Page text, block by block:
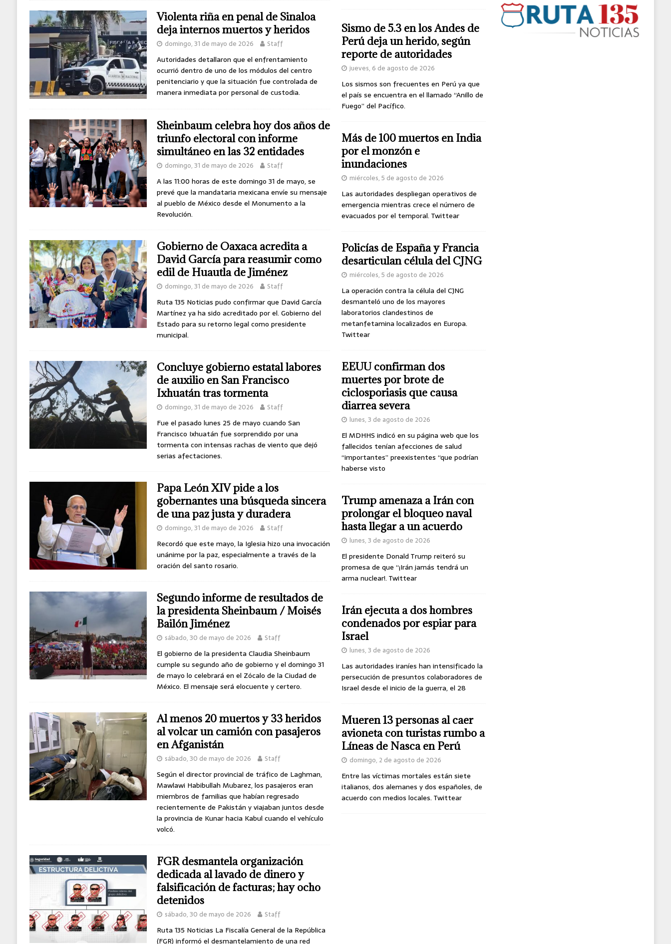
Violenta riña en penal de Sinaloa
deja internos muertos y heridos
domingo, 31 de mayo de 2026 Staff
Autoridades detallaron que el enfrentamiento
ocurrió dentro de uno de los módulos del centro
penitenciario y que la situación fue controlada de
manera inmediata por personal de custodia.
Sheinbaum celebra hoy dos años de
triunfo electoral con informe
simultáneo en las 32 entidades
domingo, 31 de mayo de 2026 Staff
A las 11:00 horas de este domingo 31 de mayo, se
prevé que la mandataria mexicana envíe su mensaje
al pueblo de México desde el Monumento a la
Revolución.
Gobierno de Oaxaca acredita a
David García para reasumir como
edil de Huautla de Jiménez
domingo, 31 de mayo de 2026 Staff
Ruta 135 Noticias pudo confirmar que David García
Martínez ya ha sido acreditado por el. Gobierno del
Estado para su retorno legal como presidente
municipal.
Concluye gobierno estatal labores
de auxilio en San Francisco
Ixhuatán tras tormenta
domingo, 31 de mayo de 2026 Staff
Fue el pasado lunes 25 de mayo cuando San
Francisco Ixhuatán fue sorprendido por una
tormenta con intensas rachas de viento que dejó
serias afectaciones.
Papa León XIV pide a los
gobernantes una búsqueda sincera
de una paz justa y duradera
domingo, 31 de mayo de 2026 Staff
Recordó que este mayo, la Iglesia hizo una invocación
unánime por la paz, especialmente a través de la
oración del santo rosario.
Segundo informe de resultados de
la presidenta Sheinbaum / Moisés
Bailón Jiménez
sábado, 30 de mayo de 2026 Staff
El gobierno de la presidenta Claudia Sheinbaum
cumple su segundo año de gobierno y el domingo 31
de mayo lo celebrará en el Zócalo de la Ciudad de
México. El mensaje será elocuente y certero.
Al menos 20 muertos y 33 heridos
al volcar un camión con pasajeros
en Afganistán
sábado, 30 de mayo de 2026 Staff
Según el director provincial de tráfico de Laghman,
Mawlawi Habibullah Mubarez, los pasajeros eran
miembros de familias que habían regresado
recientemente de Pakistán y viajaban juntos desde
la provincia de Kunar hacia Kabul cuando el vehículo
volcó.
FGR desmantela organización
dedicada al lavado de dinero y
falsificación de facturas; hay ocho
detenidos
sábado, 30 de mayo de 2026 Staff
Ruta 135 Noticias La Fiscalía General de la República
(FGR) informó el desmantelamiento de una red
Sismo de 5.3 en los Andes de
Perú deja un herido, según
reporte de autoridades
jueves, 6 de agosto de 2026
Los sismos son frecuentes en Perú ya que
el país se encuentra en el llamado “Anillo de
Fuego” del Pacífico.
Más de 100 muertos en India
por el monzón e
inundaciones
miércoles, 5 de agosto de 2026
Las autoridades despliegan operativos de
emergencia mientras crece el número de
evacuados por el temporal. Twittear
Policías de España y Francia
desarticulan célula del CJNG
miércoles, 5 de agosto de 2026
La operación contra la célula del CJNG
desmanteló uno de los mayores
laboratorios clandestinos de
metanfetamina localizados en Europa.
Twittear
EEUU confirman dos
muertes por brote de
ciclosporiasis que causa
diarrea severa
lunes, 3 de agosto de 2026
El MDHHS indicó en su página web que los
fallecidos tenían afecciones de salud
“importantes” preexistentes “que podrían
haberse visto
Trump amenaza a Irán con
prolongar el bloqueo naval
hasta llegar a un acuerdo
lunes, 3 de agosto de 2026
El presidente Donald Trump reiteró su
promesa de que “¡Irán jamás tendrá un
arma nuclear!. Twittear
Irán ejecuta a dos hombres
condenados por espiar para
Israel
lunes, 3 de agosto de 2026
Las autoridades iraníes han intensificado la
persecución de presuntos colaboradores de
Israel desde el inicio de la guerra, el 28
Mueren 13 personas al caer
avioneta con turistas rumbo a
Líneas de Nasca en Perú
domingo, 2 de agosto de 2026
Entre las víctimas mortales están siete
italianos, dos alemanes y dos españoles, de
acuerdo con medios locales. Twittear